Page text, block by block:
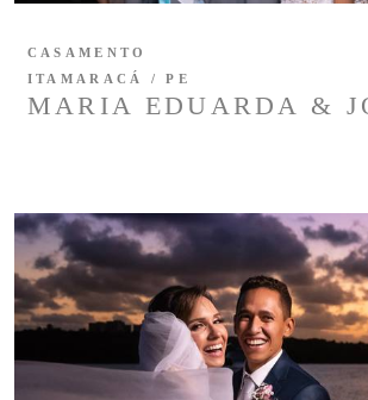
MARIA EDUARDA &
CASAMENTO
ITAMARACÁ / PE